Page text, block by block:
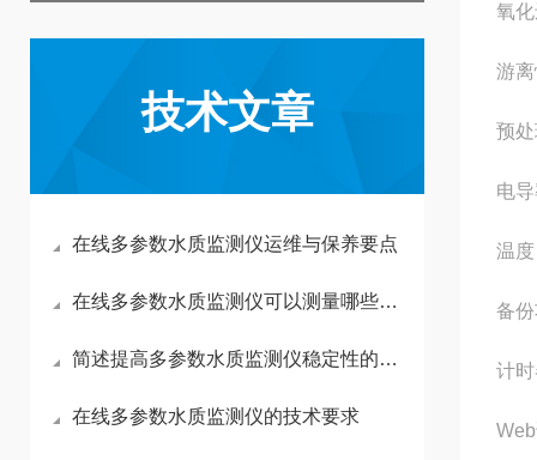
技术文章
在线多参数水质监测仪运维与保养要点
在线多参数水质监测仪可以测量哪些参数？
简述提高多参数水质监测仪稳定性的方法
在线多参数水质监测仪的技术要求
氧
游
预
电
温度
备
计